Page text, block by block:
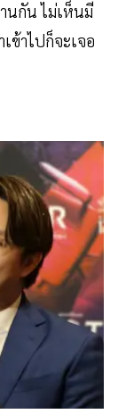
นกัน ไม่เห็นมี
ข้าไปก็จะเจอ